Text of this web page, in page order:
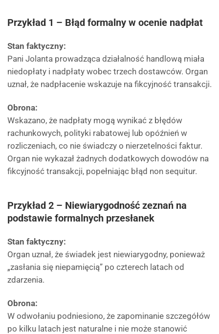
Przykład 1 – Błąd formalny w ocenie nadpłat
Stan faktyczny:
Pani Jolanta prowadząca działalność handlową miała
niedopłaty i nadpłaty wobec trzech dostawców. Organ
uznał, że nadpłacenie wskazuje na fikcyjność transakcji.
Obrona:
Wskazano, że nadpłaty mogą wynikać z błędów
rachunkowych, polityki rabatowej lub opóźnień w
rozliczeniach, co nie świadczy o nierzetelności faktur.
Organ nie wykazał żadnych dodatkowych dowodów na
fikcyjność transakcji, popełniając błąd non sequitur.
Przykład 2 – Niewiarygodność zeznań na
podstawie formalnych przesłanek
Stan faktyczny:
Organ uznał, że świadek jest niewiarygodny, ponieważ
„zasłania się niepamięcią” po czterech latach od
zdarzenia.
Obrona:
W odwołaniu podniesiono, że zapominanie szczegółów
po kilku latach jest naturalne i nie może stanowić